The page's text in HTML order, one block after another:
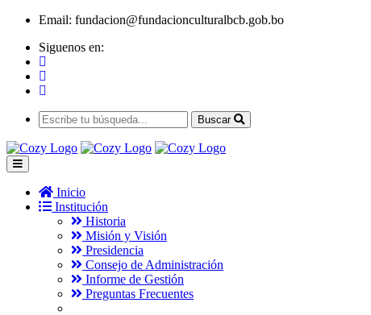
Email: fundacion@fundacionculturalbcb.gob.bo
Siguenos en:
Buscar
Inicio
Institución
Historia
Misión y Visión
Presidencia
Consejo de Administración
Informe de Gestión
Preguntas Frecuentes